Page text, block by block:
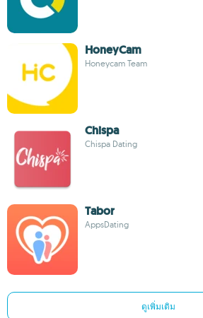
HoneyCam
Honeycam Team
Chispa
Chispa Dating
Tabor
AppsDating
ดูเพิ่มเติม